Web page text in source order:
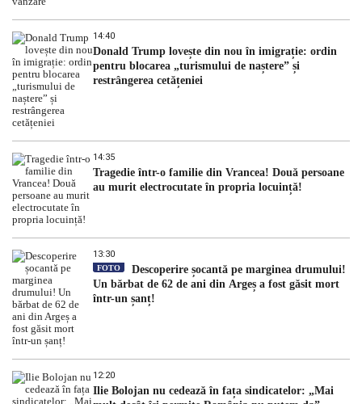
14:40
Donald Trump lovește din nou în imigrație: ordin
pentru blocarea „turismului de naștere” și
restrângerea cetățeniei
14:35
Tragedie într-o familie din Vrancea! Două persoane
au murit electrocutate în propria locuință!
13:30
FOTO
Descoperire șocantă pe marginea drumului!
Un bărbat de 62 de ani din Argeș a fost găsit mort
într-un șanț!
12:20
Ilie Bolojan nu cedează în fața sindicatelor: „Mai